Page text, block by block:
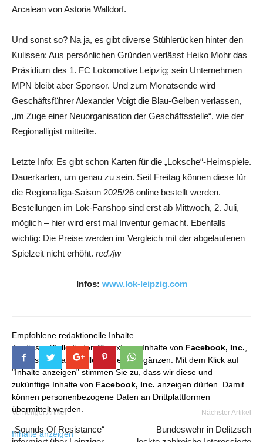
Arcalean von Astoria Walldorf.
Und sonst so? Na ja, es gibt diverse Stühlerücken hinter den
Kulissen: Aus persönlichen Gründen verlässt Heiko Mohr das
Präsidium des 1. FC Lokomotive Leipzig; sein Unternehmen
MPN bleibt aber Sponsor. Und zum Monatsende wird
Geschäftsführer Alexander Voigt die Blau-Gelben verlassen,
„im Zuge einer Neuorganisation der Geschäftsstelle“, wie der
Regionalligist mitteilte.
Letzte Info: Es gibt schon Karten für die „Loksche“-Heimspiele.
Dauerkarten, um genau zu sein. Seit Freitag können diese für
die Regionalliga-Saison 2025/26 online bestellt werden.
Bestellungen im Lok-Fanshop sind erst ab Mittwoch, 2. Juli,
möglich – hier wird erst mal Inventur gemacht. Ebenfalls
wichtig: Die Preise werden im Vergleich mit der abgelaufenen
Spielzeit nicht erhöht. red./jw
Infos: www.lok-leipzig.com
Empfohlene redaktionelle Inhalte
An dieser Stelle finden Sie externe Inhalte von Facebook, Inc.
die unser redaktionelles Angebot ergänzen. Mit dem Klick auf
"Inhalte anzeigen" stimmen Sie zu, dass wir diese und
zukünftige Inhalte von Facebook, Inc. anzeigen dürfen. Damit
können personenbezogene Daten an Drittplattformen
übermittelt werden.
Inhalte anzeigen
Vorheriger Artikel
„Sounds Of Resistance“
Nächster Artikel
Bundeswehr in Delitzsch